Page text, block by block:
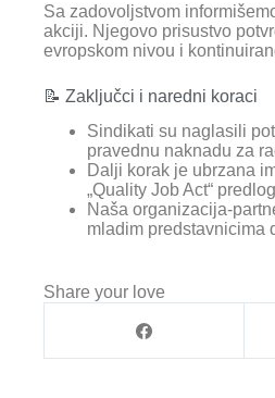
Sa zadovoljstvom
akciji. Njegovo prisustvo
evropskom nivou i
📝 Zaključci i naredni koraci
Sindikati su naglasili
pravednu naknadu za
Dalji korak je ubrzana
„Quality Job Act“
Naša organizacija-
mladim predstavnicima
Share your love